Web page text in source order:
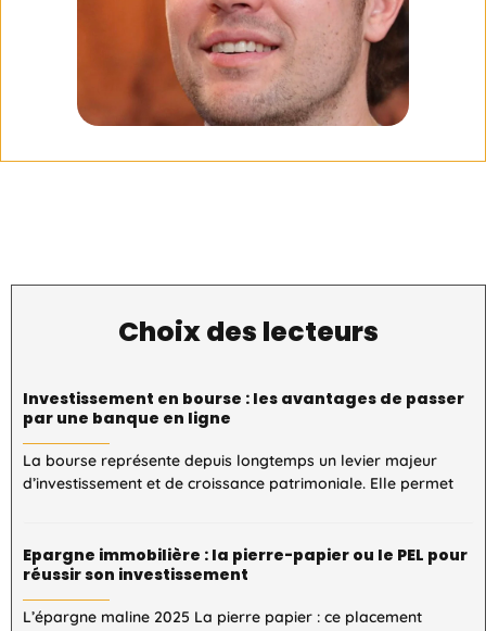
Choix des lecteurs
Investissement en bourse : les avantages de passer
par une banque en ligne
La bourse représente depuis longtemps un levier majeur
d’investissement et de croissance patrimoniale. Elle permet
Epargne immobilière : la pierre-papier ou le PEL pour
réussir son investissement
L’épargne maline 2025 La pierre papier : ce placement